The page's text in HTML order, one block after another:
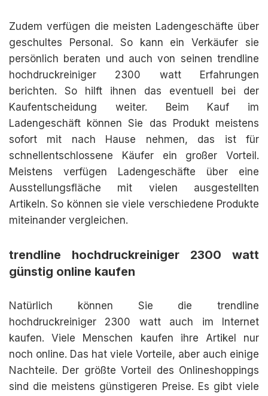
Zudem verfügen die meisten Ladengeschäfte über
geschultes Personal. So kann ein Verkäufer sie
persönlich beraten und auch von seinen trendline
hochdruckreiniger 2300 watt Erfahrungen
berichten. So hilft ihnen das eventuell bei der
Kaufentscheidung weiter. Beim Kauf im
Ladengeschäft können Sie das Produkt meistens
sofort mit nach Hause nehmen, das ist für
schnellentschlossene Käufer ein großer Vorteil.
Meistens verfügen Ladengeschäfte über eine
Ausstellungsfläche mit vielen ausgestellten
Artikeln. So können sie viele verschiedene Produkte
miteinander vergleichen.
trendline hochdruckreiniger 2300 watt
günstig online kaufen
Natürlich können Sie die trendline
hochdruckreiniger 2300 watt auch im Internet
kaufen. Viele Menschen kaufen ihre Artikel nur
noch online. Das hat viele Vorteile, aber auch einige
Nachteile. Der größte Vorteil des Onlineshoppings
sind die meistens günstigeren Preise. Es gibt viele